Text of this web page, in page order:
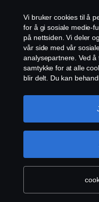
Etiske retningslinjer for
Cookie-innstillinger
143 Skøyen, 0277 Oslo
sno.info@scania.com.
invoice.no@scania.com
Vi bruker cookies til å
for å gi sosiale medie-
på nettsiden. Vi deler
vår side med vår
analysepartnere. Ved
samtykke for at alle
blir delt. Du kan
en mer detaljert
vennligst besøk vår